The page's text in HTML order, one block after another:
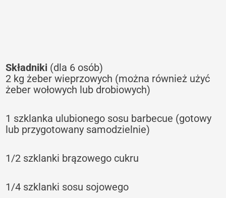
Składniki (dla 6 osób)
2 kg żeber wieprzowych (można również użyć
żeber wołowych lub drobiowych)
1 szklanka ulubionego sosu barbecue (gotowy
lub przygotowany samodzielnie)
1/2 szklanki brązowego cukru
1/4 szklanki sosu sojowego